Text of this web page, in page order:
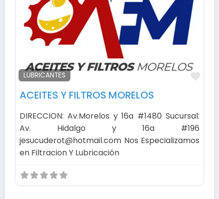
LUBRICANTES
ACEITES Y FILTROS MORELOS
DIRECCION: Av.Morelos y 16a #1480 Sucursal:
Av. Hidalgo y 16a #196
jesucuderot@hotmail.com Nos Especializamos
en Filtracion Y Lubricación